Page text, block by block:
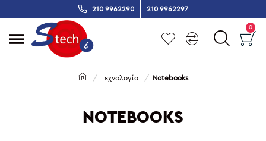
210 9962290 210 9962297
0
Τεχνολογία Notebooks
NOTEBOOKS